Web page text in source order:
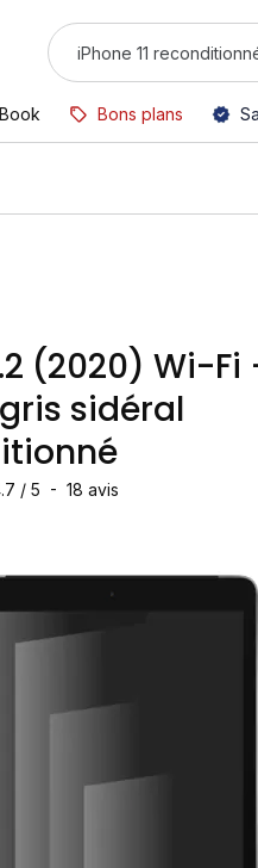
Bons plans
(2020) Wi-Fi
sidéral
/ 5 - 18 avis